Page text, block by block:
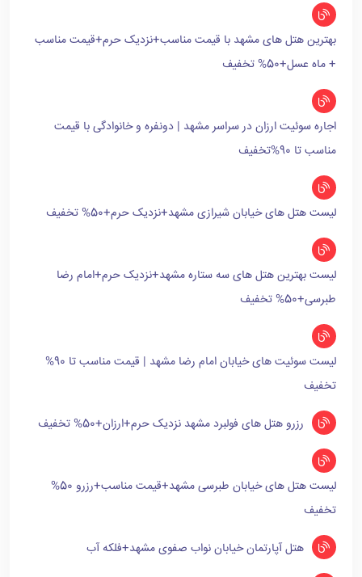
بهترین هتل های مشهد با قیمت مناسب+نزدیک حرم+قیمت مناسب
+ ماه عسل+50% تخفیف
اجاره سوئیت ارزان در سراسر مشهد | دونفره و خانوادگی با قیمت
مناسب تا 90%تخفیف
لیست هتل های خیابان شیرازی مشهد+نزدیک حرم+50% تخفیف
لیست بهترین هتل های سه ستاره مشهد+نزدیک حرم+امام رضا
طبرسی+50% تخفیف
لیست سوئیت های خیابان امام رضا مشهد | قیمت مناسب تا 90%
تخفیف
رزرو هتل های فولبرد مشهد نزدیک حرم+ارزان+50% تخفیف
لیست هتل های خیابان طبرسی مشهد+قیمت مناسب+رزرو 50%
تخفیف
هتل آپارتمان خیابان نواب صفوی مشهد+فلکه آب